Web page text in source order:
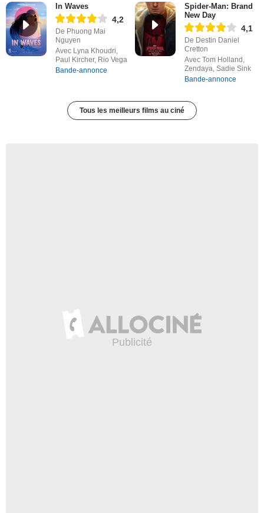
In Waves
4,2
De Phuong Mai
Nguyen
Avec Lyna Khoudri,
Paul Kircher, Rio Vega
Bande-annonce
Spider-Man: Brand
New Day
4,1
De Destin Daniel
Cretton
Avec Tom Holland,
Zendaya, Sadie Sink
Bande-annonce
Tous les meilleurs films au ciné